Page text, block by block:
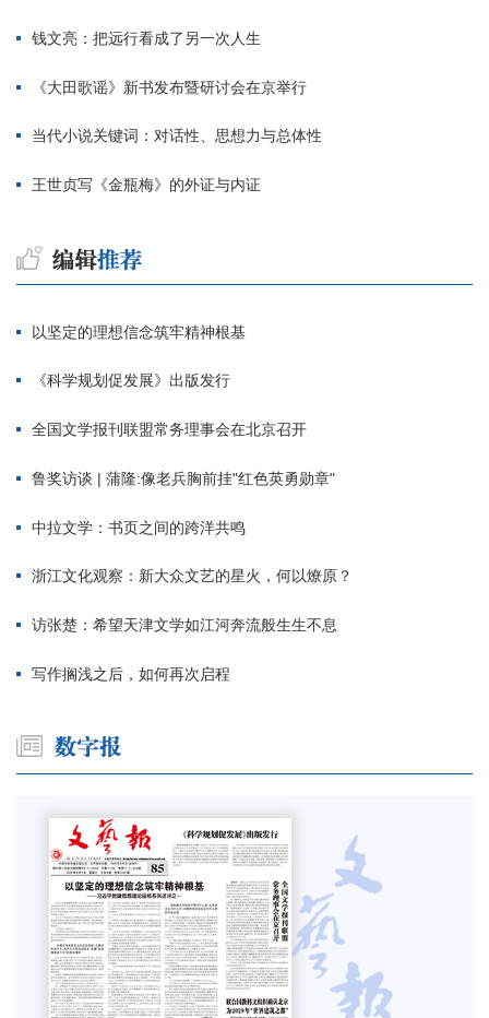
钱文亮：把远行看成了另一次人生
《大田歌谣》新书发布暨研讨会在京举行
当代小说关键词：对话性、思想力与总体性
王世贞写《金瓶梅》的外证与内证
以坚定的理想信念筑牢精神根基
《科学规划促发展》出版发行
全国文学报刊联盟常务理事会在北京召开
鲁奖访谈 | 蒲隆:像老兵胸前挂"红色英勇勋章"
中拉文学：书页之间的跨洋共鸣
浙江文化观察：新大众文艺的星火，何以燎原？
访张楚：希望天津文学如江河奔流般生生不息
写作搁浅之后，如何再次启程